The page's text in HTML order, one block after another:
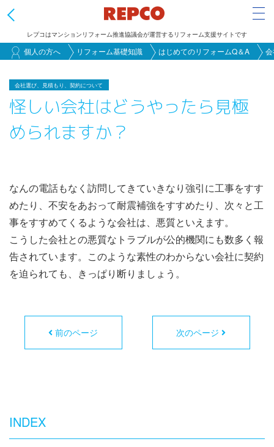
移
動
レプコはマンションリフォーム推進協議会が運営するリフォーム支援サイトです
個人の方へ リフォーム基礎知識 はじめてのリフォームQ＆A
会社選び、見積もり、契約について
怪しい会社はどうやったら見極
められますか？
なんの電話もなく訪問してきていきなり強引に工事をすす
めたり、不安をあおって耐震補強をすすめたり、次々と工
事をすすめてくるような会社は、悪質といえます。
こうした会社との悪質なトラブルが公的機関にも数多く報
告されています。このような素性のわからない会社に契約
を迫られても、きっぱり断りましょう。
前のページ 次のページ
INDEX